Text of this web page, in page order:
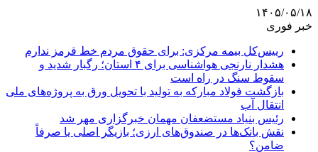
۱۴۰۵/۰۵/۱۸
خبر فوری
رییس‌کل بیمه مرکزی: برای حقوق مردم خط قرمز ندارم
هشدار نارنجی هواشناسی برای ۴ استان؛ رگبار شدید و
سقوط سنگ در راه است
بازگشت فولاد مبارکه به تولید با تحویل ورق به پروژه‌های ملی
انتقال آب
رئیس بنیاد مستضعفان مهمان خبرگزاری مهر شد
نقش بانک‌ها در صندوق‌های ارزی؛ بازیگر اصلی یا صرفاً
ضامن؟